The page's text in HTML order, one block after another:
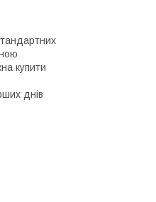
купити
днів